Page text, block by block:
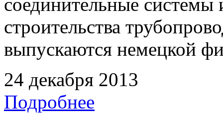
соединительные системы
строительства
выпускаются немецкой
24 декабря 2013
Подробнее